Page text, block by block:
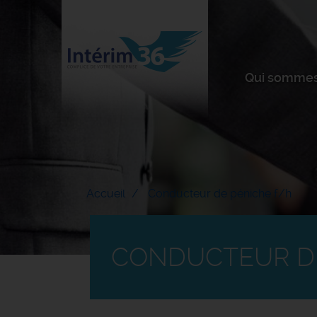
Qui
Accueil Conducteur de péniche f/h
CONDUCTEUR